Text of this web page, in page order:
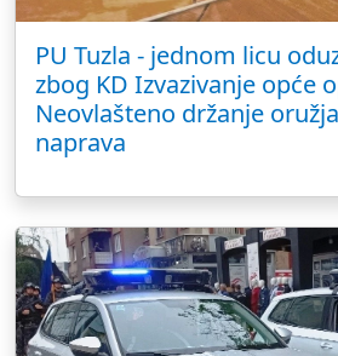
PU Tuzla - jednom licu
zbog KD Izvazivanje opće
Neovlašteno držanje
naprava